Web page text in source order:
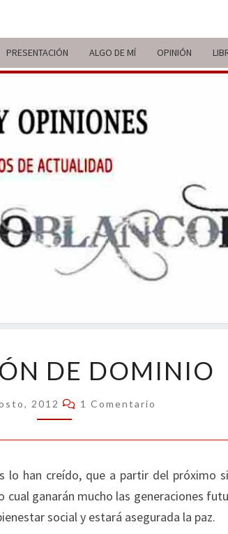
PRESENTACIÓN ALGO DE MÍ OPINIÓN
DE
DE DOMINIO
2012 Comentarios
1 Comentario
lo han creído, que a partir del próximo
ganarán mucho las generaciones
social y estará asegurada la paz.